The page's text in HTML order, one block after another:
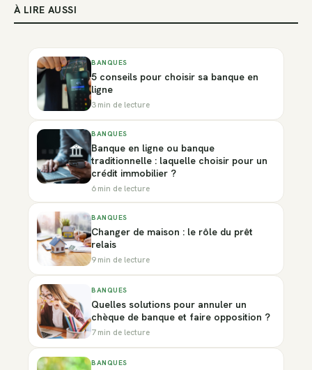
À LIRE AUSSI
BANQUES
5 conseils pour choisir sa banque en
ligne
3 min de lecture
BANQUES
Banque en ligne ou banque
traditionnelle : laquelle choisir pour un
crédit immobilier ?
6 min de lecture
BANQUES
Changer de maison : le rôle du prêt
relais
9 min de lecture
BANQUES
Quelles solutions pour annuler un
chèque de banque et faire opposition ?
7 min de lecture
BANQUES